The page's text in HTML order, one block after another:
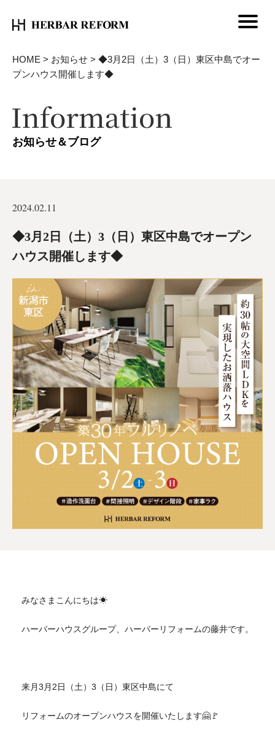
HOME > お知らせ > ◆3月2日（土）3（日）東区中島でオー
プンハウス開催します◆
お知らせ＆ブログ
2024.02.11
◆3月2日（土）3（日）東区中島でオープン
ハウス開催します◆
みなさまこんにちは☀
ハーバーハウスグループ、ハーバーリフォームの藤井です。
来月3月2日（土）3（日）東区中島にて
リフォームのオープンハウスを開催いたします🤗🚩